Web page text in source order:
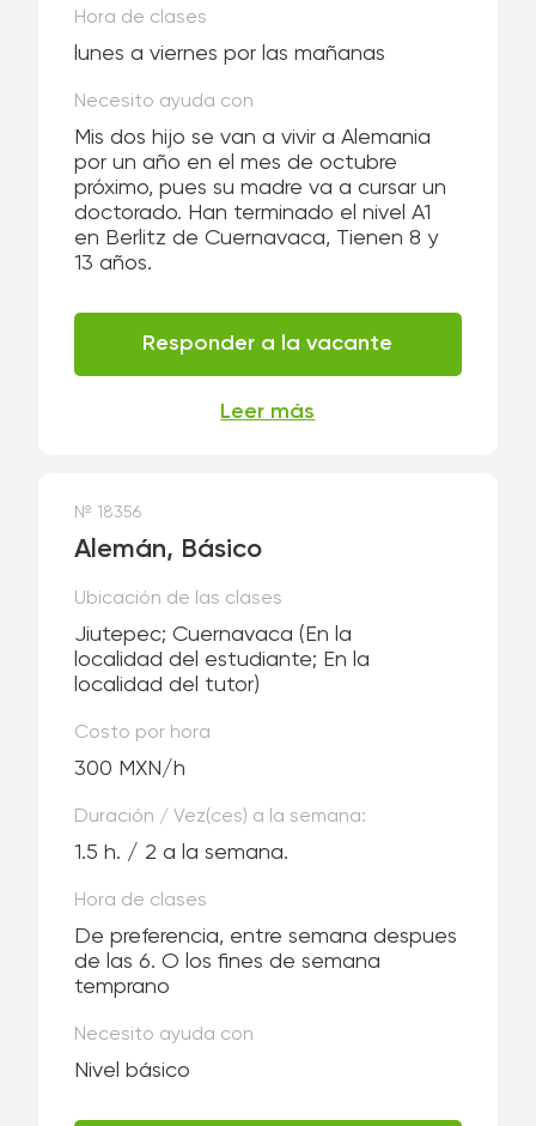
Hora de clases
lunes a viernes por las mañanas
Necesito ayuda con
Mis dos hijo se van a vivir a Alemania
por un año en el mes de octubre
próximo, pues su madre va a cursar un
doctorado. Han terminado el nivel A1
en Berlitz de Cuernavaca, Tienen 8 y
13 años.
Responder a la vacante
Leer más
№ 18356
Alemán, Básico
Ubicación de las clases
Jiutepec; Cuernavaca(En la
localidad del estudiante; En la
localidad del tutor)
Costo por hora
300 MXN/h
Duración / Vez(ces) a la semana:
1.5 h. / 2 a la semana.
Hora de clases
De preferencia, entre semana despues
de las 6. O los fines de semana
temprano
Necesito ayuda con
Nivel básico